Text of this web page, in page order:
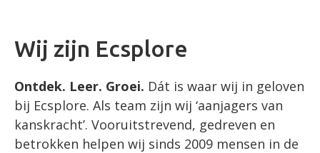
Wij zijn Ecsplore
Ontdek. Leer. Groei. Dát is waar wij in geloven
bij Ecsplore. Als team zijn wij ‘aanjagers van
kanskracht’. Vooruitstrevend, gedreven en
betrokken helpen wij sinds 2009 mensen in de